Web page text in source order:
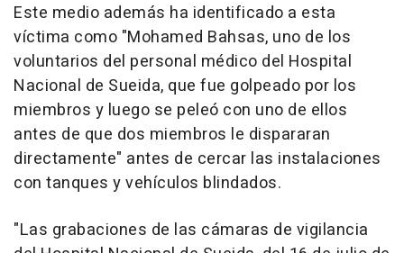
Este medio además ha identificado a esta
víctima como "Mohamed Bahsas, uno de los
voluntarios del personal médico del Hospital
Nacional de Sueida, que fue golpeado por los
miembros y luego se peleó con uno de ellos
antes de que dos miembros le dispararan
directamente" antes de cercar las instalaciones
con tanques y vehículos blindados.
"Las grabaciones de las cámaras de vigilancia